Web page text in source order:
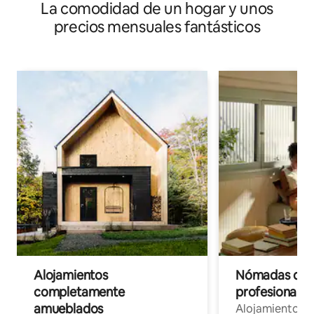
La comodidad de un hogar y unos
precios mensuales fantásticos
Alojamientos
completamente
amueblados
Nómadas
Alojamientos